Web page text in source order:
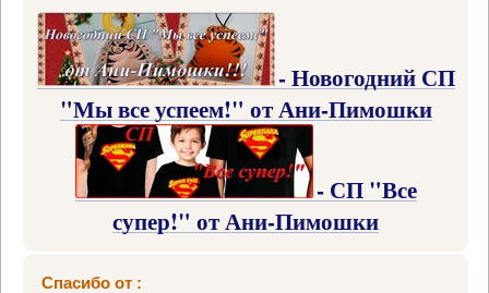
- Новогодний СП
"Мы все успеем!" от Ани-Пимошки
- СП "Все
супер!" от Ани-Пимошки
Спасибо от :